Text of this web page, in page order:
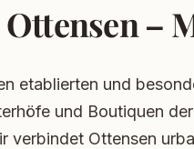
–
etablierten und
und Boutiquen
verbindet Ottensen